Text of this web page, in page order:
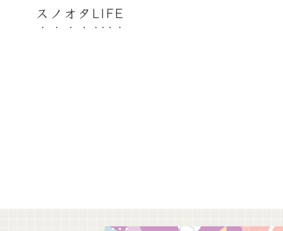
スノオタLIFE